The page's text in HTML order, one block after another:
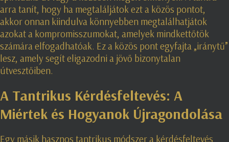
arra tanít, hogy ha megtaláljátok ezt a közös pontot,
akkor onnan kiindulva könnyebben megtalálhatjátok
azokat a kompromisszumokat, amelyek mindkettőtök
számára elfogadhatóak. Ez a közös pont egyfajta „iránytű”
lesz, amely segít eligazodni a jövő bizonytalan
útvesztőiben.
A Tantrikus Kérdésfeltevés: A
Miértek és Hogyanok Újragondolása
Egy másik hasznos tantrikus módszer a kérdésfeltevés